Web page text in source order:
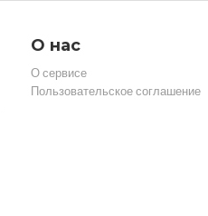
О нас
О сервисе
Пользовательское соглашение